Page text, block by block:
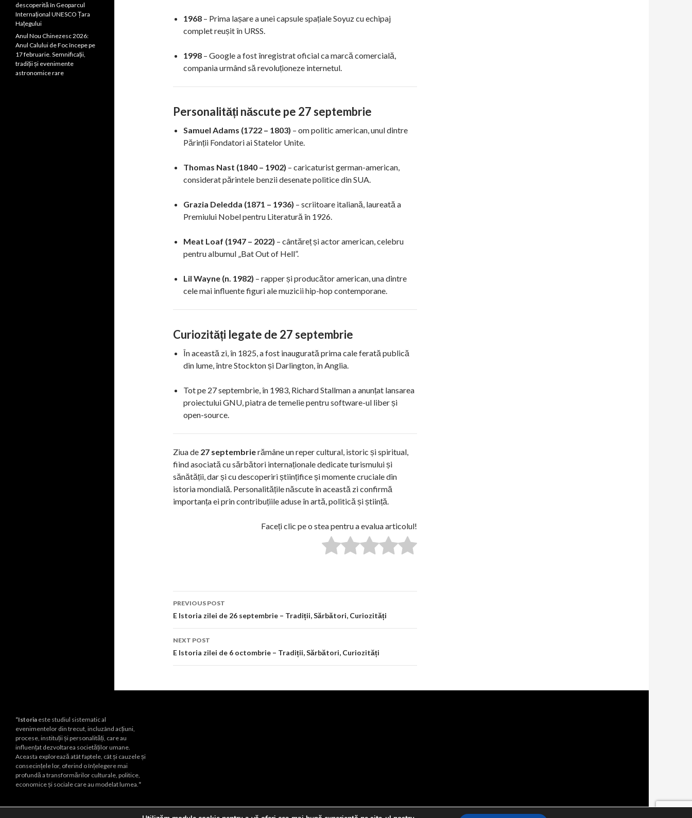
1968 – Prima lașare a unei capsule spațiale Soyuz cu echipaj
complet reușit în URSS.
1998 – Google a fost înregistrat oficial ca marcă comercială,
compania urmând să revoluționeze internetul.
Personalități născute pe 27 septembrie
Samuel Adams (1722 – 1803) – om politic american, unul dintre
Părinții Fondatori ai Statelor Unite.
Thomas Nast (1840 – 1902) – caricaturist german-american,
considerat părintele benzii desenate politice din SUA.
Grazia Deledda (1871 – 1936) – scriitoare italiană, laureată a
Premiului Nobel pentru Literatură în 1926.
Meat Loaf (1947 – 2022) – cântăreț și actor american, celebru
pentru albumul „Bat Out of Hell”.
Lil Wayne (n. 1982) – rapper și producător american, una dintre
cele mai influente figuri ale muzicii hip-hop contemporane.
Curiozități legate de 27 septembrie
În această zi, în 1825, a fost inaugurată prima cale ferată publică
din lume, între Stockton și Darlington, în Anglia.
Tot pe 27 septembrie, în 1983, Richard Stallman a anunțat lansarea
proiectului GNU, piatra de temelie pentru software-ul liber și
open-source.
Ziua de 27 septembrierămâne un reper cultural, istoric și spiritual,
fiind asociată cu sărbători internaționale dedicate turismului și
sănătății, dar și cu descoperiri științifice și momente cruciale din
istoria mondială. Personalitățile născute în această zi confirmă
importanța ei prin contribuțiile aduse în artă, politică și știință.
Faceți clic pe o stea pentru a evalua articolul!
Post
navigation
PREVIOUS POST
E Istoria zilei de 26 septembrie – Tradiții, Sărbători, Curiozități
NEXT POST
E Istoria zilei de 6 octombrie – Tradiții, Sărbători, Curiozități
descoperită în Geoparcul
Internațional UNESCO Țara
Hațegului
Anul Nou Chinezesc 2026:
Anul Calului de Foc începe pe
17 februarie. Semnificații,
tradiții și evenimente
astronomice rare
“Istoria este studiul sistematic al
evenimentelor din trecut, incluzând acțiuni,
procese, instituții și personalități, care au
influențat dezvoltarea societăților umane.
Aceasta explorează atât faptele, cât și cauzele și
consecințele lor, oferind o înțelegere mai
profundă a transformărilor culturale, politice,
economice și sociale care au modelat lumea. “